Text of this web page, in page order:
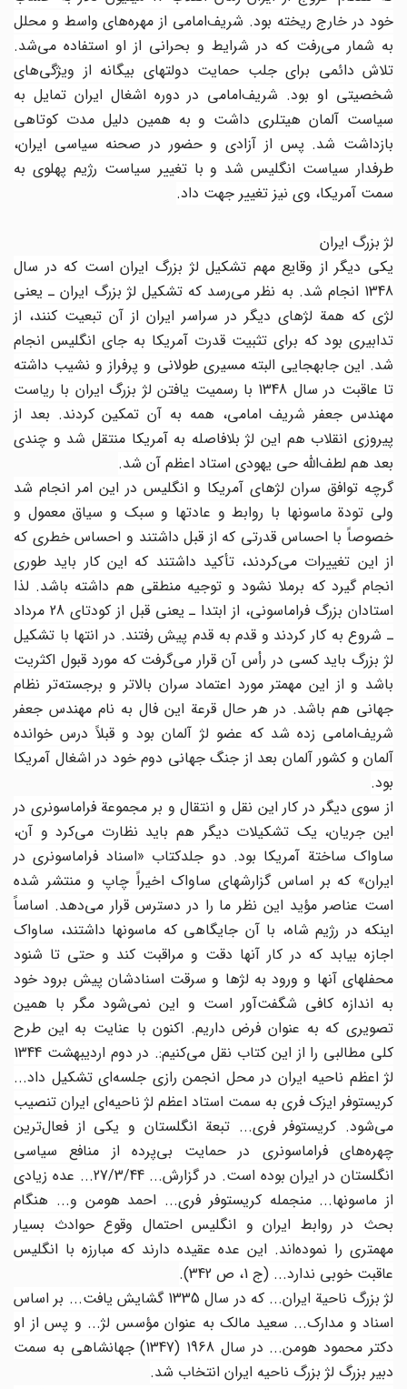
خود در خارج ریخته بود. شریف‌امامی از مهره‌های واسط و محلل
به شمار می‌رفت که در شرایط و بحرانی‌ از او استفاده می‌شد.
تلاش دائمی برای جلب حمایت دولتهای بیگانه از ویژگی‌های
شخصیتی او بود. شریف‌‌امامی در دوره‌ اشغال ایران تمایل به
سیاست آلمان هیتلری داشت و به همین دلیل مدت کوتاهی
بازداشت شد. پس از آزادی و حضور در صحنه سیاسی ایران،
طرفدار سیاست انگلیس شد و با تغییر سیاست رژیم پهلوی به
سمت آمریکا، وی نیز تغییر جهت داد.
لژ بزرگ ایران
یکی دیگر از وقایع مهم تشکیل لژ بزرگ ایران است که در سال
1348 انجام شد. به نظر می‌رسد که تشکیل لژ بزرگ ایران ـ یعنی
لژی که همة لژهای دیگر در سراسر ایران از آن تبعیت کنند، از
تدابیری بود که برای تثبیت قدرت آمریکا به جای انگلیس انجام
شد. این جابه‎جایی البته مسیری طولانی و پرفراز و نشیب داشته
تا عاقبت در سال 1348 با رسمیت یافتن لژ بزرگ ایران با ریاست
مهندس جعفر شریف امامی، همه به آن تمکین کردند. بعد از
پیروزی انقلاب هم این لژ بلافاصله به آمریکا منتقل شد و چندی
بعد هم لطف‌الله حی یهودی استاد اعظم آن شد.
گرچه توافق سران لژهای آمریکا و انگلیس در این امر انجام شد
ولی تودة ماسونها با روابط و عادتها و سبک و سیاق معمول و
خصوصاً با احساس قدرتی که از قبل داشتند و احساس خطری که
از این تغییرات می‌کردند، تأکید داشتند که این کار باید طوری
انجام گیرد که برملا نشود و توجیه منطقی هم داشته باشد. لذا
استادان بزرگ فراماسونی، از ابتدا ـ یعنی قبل از کودتای 28 مرداد
ـ شروع به کار کردند و قدم به قدم پیش رفتند. در انتها با تشکیل
لژ بزرگ باید کسی در رأس آن قرار می‌گرفت که مورد قبول اکثریت
باشد و از این مهم‎تر مورد اعتماد سران بالاتر و برجسته‌تر نظام
جهانی هم باشد. در هر حال قرعة این فال به نام مهندس جعفر
شریف‌امامی زده شد که عضو لژ آلمان بود و قبلاً درس خوانده
آلمان و کشور آلمان بعد از جنگ جهانی دوم خود در اشغال آمریکا
بود.
از سوی دیگر در کار این نقل و انتقال و بر مجموعة فراماسونری در
این جریان، یک تشکیلات دیگر هم باید نظارت می‌کرد و آن،
ساواک ساختة آمریکا بود. دو جلدکتاب «اسناد فراماسونری در
ایران» که بر اساس گزارشهای ساواک اخیراً چاپ و منتشر شده
است عناصر مؤید این نظر ما را در دسترس قرار می‌دهد. اساساً
اینکه در رژیم شاه، با آن جایگاهی که ماسونها داشتند، ساواک
اجازه بیابد که در کار آنها دقت و مراقبت کند و حتی تا شنود
محفلهای آنها و ورود به لژها و سرقت اسنادشان پیش برود خود
به اندازه کافی شگفت‌آور است و این نمی‌شود مگر با همین
تصویری که به عنوان فرض داریم. اکنون با عنایت به این طرح
کلی مطالبی را از این کتاب نقل می‌کنیم:. در دوم اردیبهشت 1344
لژ اعظم ناحیه ایران در محل انجمن رازی جلسه‌ای تشکیل داد...
کریستوفر ایزک فری به سمت استاد اعظم لژ ناحیه‌ای ایران تنصیب
می‌شود. کریستوفر فری... تبعة انگلستان و یکی از فعال‌ترین
چهره‌های فراماسونری در حمایت بی‌پرده از منافع سیاسی
انگلستان در ایران بوده است. در گزارش... 27/3/44... عده‌ زیادی
از ماسونها... منجمله کریستوفر فری... احمد هومن و... هنگام
بحث در روابط ایران و انگلیس احتمال وقوع حوادث بسیار
مهم‎تری را نموده‌اند. این عده عقیده دارند که مبارزه با انگلیس
عاقبت خوبی ندارد... (ج 1، ص 342).
لژ بزرگ ناحیة ایران... که در سال 1335 گشایش یافت... بر اساس
اسناد و مدارک... سعید مالک به عنوان مؤسس لژ... و پس از او
دکتر محمود هومن... در سال 1968 (1347) جهانشاهی به سمت
دبیر بزرگ لژ بزرگ ناحیه ایران انتخاب شد.